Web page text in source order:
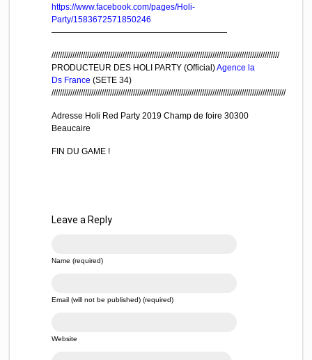
https://www.facebook.com/pages/Holi-
Party/1583672571850246
—————————————————————
/////////////////////////////////////////////////////////////////////////////////////////////////////////////
PRODUCTEUR DES HOLI PARTY (Official)Agence la
Ds France (SETE 34)
////////////////////////////////////////////////////////////////////////////////////////////////////////////////
Adresse Holi Red Party 2019 Champ de foire 30300
Beaucaire
FIN DU GAME !
Leave a Reply
Name (required)
Email (will not be published) (required)
Website